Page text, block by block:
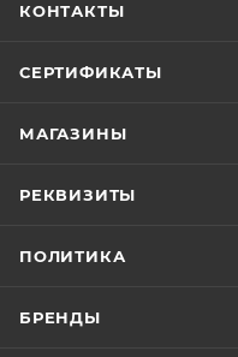
КОНТАКТЫ
СЕРТИФИКАТЫ
МАГАЗИНЫ
РЕКВИЗИТЫ
ПОЛИТИКА
БРЕНДЫ